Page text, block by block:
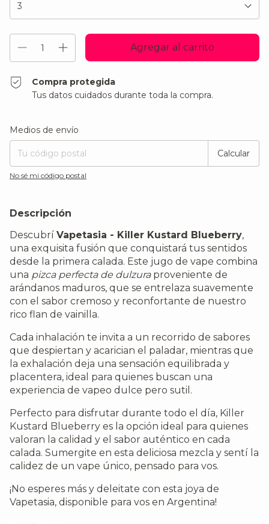
Compra protegida
Tus datos cuidados durante toda la compra.
Entregas para el CP:
Medios de envío
Calcular
No sé mi código postal
Descripción
Descubrí Vapetasia - Killer Kustard Blueberry,
una exquisita fusión que conquistará tus sentidos
desde la primera calada. Este jugo de vape combina
una pizca perfecta de dulzuraproveniente de
arándanos maduros, que se entrelaza suavemente
con el sabor cremoso y reconfortante de nuestro
rico flan de vainilla.
Cada inhalación te invita a un recorrido de sabores
que despiertan y acarician el paladar, mientras que
la exhalación deja una sensación equilibrada y
placentera, ideal para quienes buscan una
experiencia de vapeo dulce pero sutil.
Perfecto para disfrutar durante todo el día, Killer
Kustard Blueberry es la opción ideal para quienes
valoran la calidad y el sabor auténtico en cada
calada. Sumergite en esta deliciosa mezcla y sentí la
calidez de un vape único, pensado para vos.
¡No esperes más y deleitate con esta joya de
Vapetasia, disponible para vos en Argentina!